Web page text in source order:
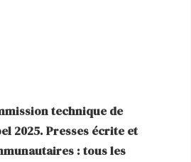
technique de
2025. Presses écrite et
: tous les